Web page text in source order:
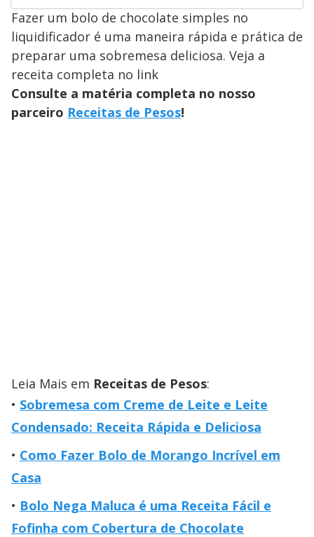
Fazer um bolo de chocolate simples no
liquidificador é uma maneira rápida e prática de
preparar uma sobremesa deliciosa. Veja a
receita completa no link
Consulte a matéria completa no nosso
parceiro Receitas de Pesos!
Leia Mais em Receitas de Pesos:
Sobremesa com Creme de Leite e Leite
Condensado: Receita Rápida e Deliciosa
Como Fazer Bolo de Morango Incrível em
Casa
Bolo Nega Maluca é uma Receita Fácil e
Fofinha com Cobertura de Chocolate